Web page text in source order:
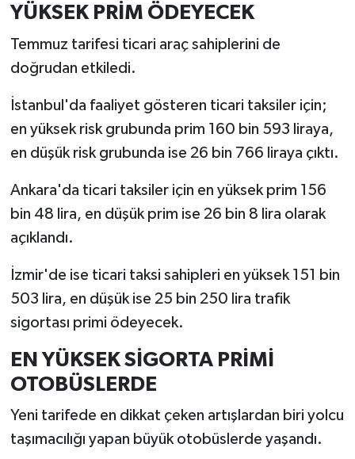
YÜKSEK PRİM ÖDEYECEK
Temmuz tarifesi ticari araç sahiplerini de
doğrudan etkiledi.
İstanbul'da faaliyet gösteren ticari taksiler için;
en yüksek risk grubunda prim 160 bin 593 liraya,
en düşük risk grubunda ise 26 bin 766 liraya çıktı.
Ankara'da ticari taksiler için en yüksek prim 156
bin 48 lira, en düşük prim ise 26 bin 8 lira olarak
açıklandı.
İzmir'de ise ticari taksi sahipleri en yüksek 151 bin
503 lira, en düşük ise 25 bin 250 lira trafik
sigortası primi ödeyecek.
EN YÜKSEK SİGORTA PRİMİ
OTOBÜSLERDE
Yeni tarifede en dikkat çeken artışlardan biri yolcu
taşımacılığı yapan büyük otobüslerde yaşandı.